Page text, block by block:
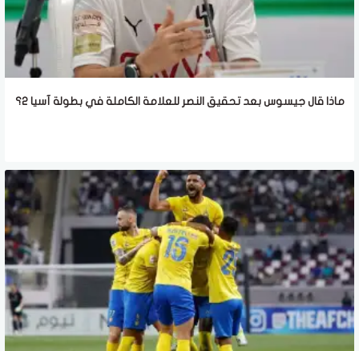
ماذا قال جيسوس بعد تحقيق النصر للعلامة الكاملة في بطولة آسيا 2؟